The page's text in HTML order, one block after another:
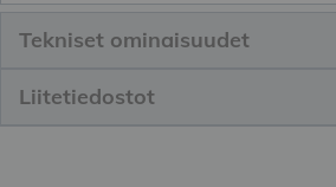
Tekniset ominaisuudet
Liitetiedostot